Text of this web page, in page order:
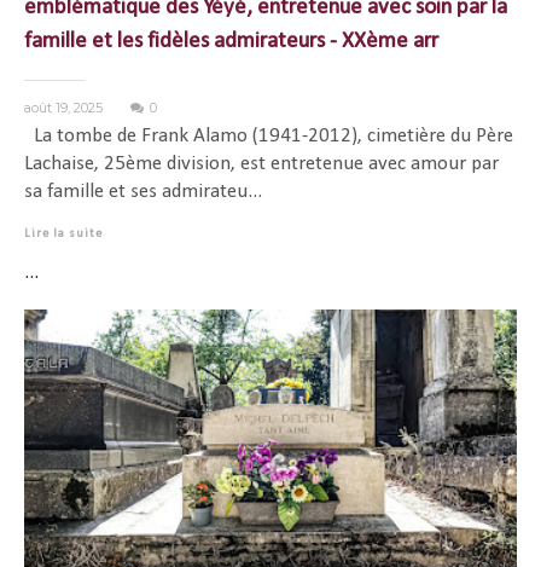
emblématique des Yéyé, entretenue avec soin par la
famille et les fidèles admirateurs - XXème arr
août 19, 2025 0
La tombe de Frank Alamo (1941-2012), cimetière du Père
Lachaise, 25ème division, est entretenue avec amour par
sa famille et ses admirateu...
Lire la suite
...